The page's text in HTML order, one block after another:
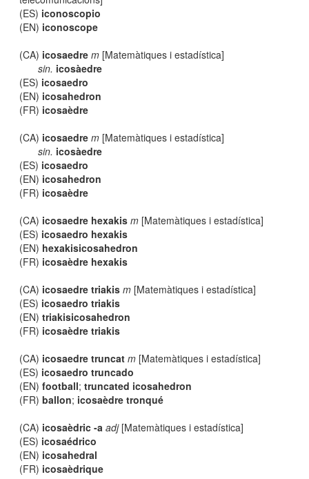
(ES) iconoscopio
(EN) iconoscope
(CA) icosaedre m [Matemàtiques i estadística]
sin. icosàedre
(ES) icosaedro
(EN) icosahedron
(FR) icosaèdre
(CA) icosaedre m [Matemàtiques i estadística]
sin. icosàedre
(ES) icosaedro
(EN) icosahedron
(FR) icosaèdre
(CA) icosaedre hexakis m [Matemàtiques i estadística]
(ES) icosaedro hexakis
(EN) hexakisicosahedron
(FR) icosaèdre hexakis
(CA) icosaedre triakis m [Matemàtiques i estadística]
(ES) icosaedro triakis
(EN)triakisicosahedron
(FR) icosaèdre triakis
(CA) icosaedre truncat m [Matemàtiques i estadística]
(ES) icosaedro truncado
(EN)football;truncated icosahedron
(FR)ballon; icosaèdre tronqué
(CA) icosaèdric -a adj[Matemàtiques i estadística]
(ES) icosaédrico
(EN) icosahedral
(FR) icosaèdrique